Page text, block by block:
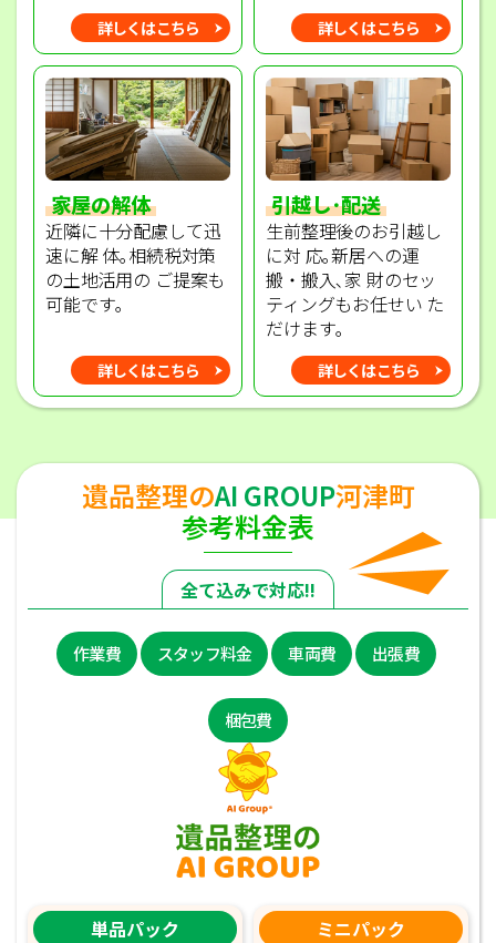
詳しくはこちら 詳しくはこちら
家屋の解体
近隣に十分配慮して迅
速に解 体｡相続税対策
の土地活用の ご提案も
可能です｡
詳しくはこちら
引越し･配送
生前整理後のお引越し
に対 応｡新居への運
搬・搬入､家 財のセッ
ティングもお任せい た
だけます｡
詳しくはこちら
遺品整理のAI GROUP河津町
参考料金表
全て込みで対応!!
作業費 スタッフ料金 車両費 出張費
梱包費
単品パック ミニパック